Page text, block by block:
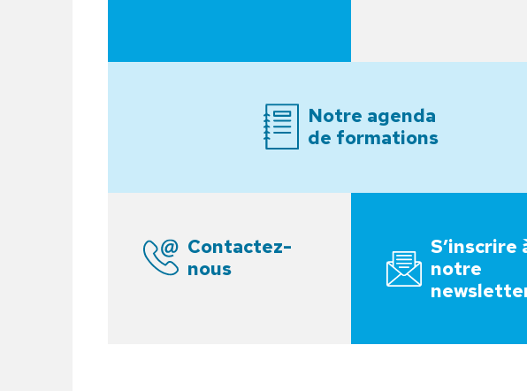
Notre agenda
de formations
Contactez-
nous
S’inscrire
notre